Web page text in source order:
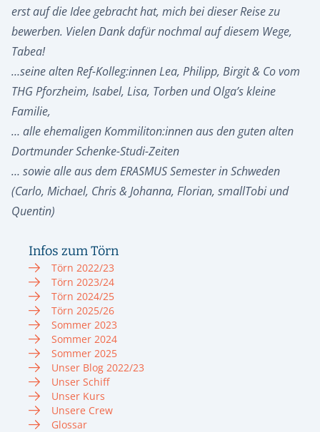
erst auf die Idee gebracht hat, mich bei dieser Reise zu
bewerben. Vielen Dank dafür nochmal auf diesem Wege,
Tabea!
…seine alten Ref-Kolleg:innen Lea, Philipp, Birgit & Co vom
THG Pforzheim, Isabel, Lisa, Torben und Olga’s kleine
Familie,
… alle ehemaligen Kommiliton:innen aus den guten alten
Dortmunder Schenke-Studi-Zeiten
… sowie alle aus dem ERASMUS Semester in Schweden
(Carlo, Michael, Chris & Johanna, Florian, smallTobi und
Quentin)
Infos zum Törn
Törn 2022/23
Törn 2023/24
Törn 2024/25
Törn 2025/26
Sommer 2023
Sommer 2024
Sommer 2025
Unser Blog 2022/23
Unser Schiff
Unser Kurs
Unsere Crew
Glossar